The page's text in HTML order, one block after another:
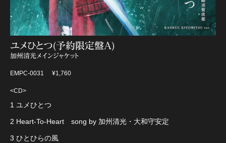
ユメひとつ(予約限定盤A)
加州清光メインジャケット
EMPC-0031 ¥1,760
<CD>
1 ユメひとつ
2 Heart-To-Heart song by 加州清光・大和守安定
3 ひとひらの風